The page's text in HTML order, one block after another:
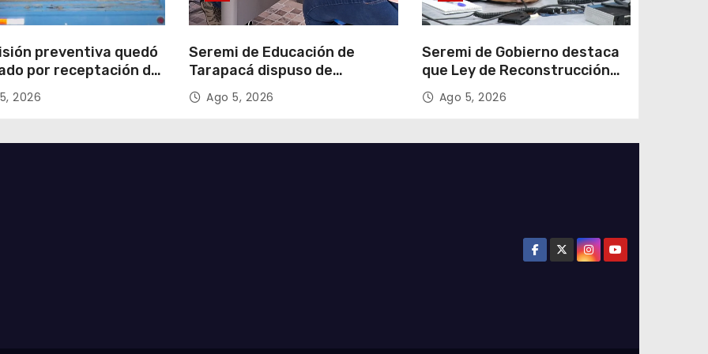
preventiva quedó
por receptación de
avaluados en
millones*
2026
Seremi de Educación de
Tarapacá dispuso de
facilitadores para apoyar
proceso de Admisión Escolar
Ago 5, 2026
Seremi de Gobierno destaca
que Ley de Reconstrucción
Nacional impulsará la
inversión y el empleo en
Ago 5, 2026